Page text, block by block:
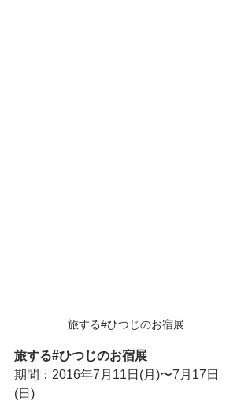
旅する#ひつじのお宿展
旅する#ひつじのお宿展
期間：2016年7月11日(月)〜7月17日
(日)